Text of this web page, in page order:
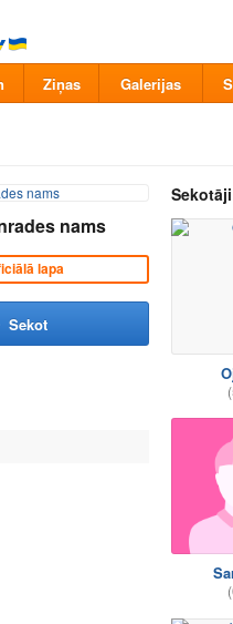
Ziņas Galerijas
nams
lapa
Sekot